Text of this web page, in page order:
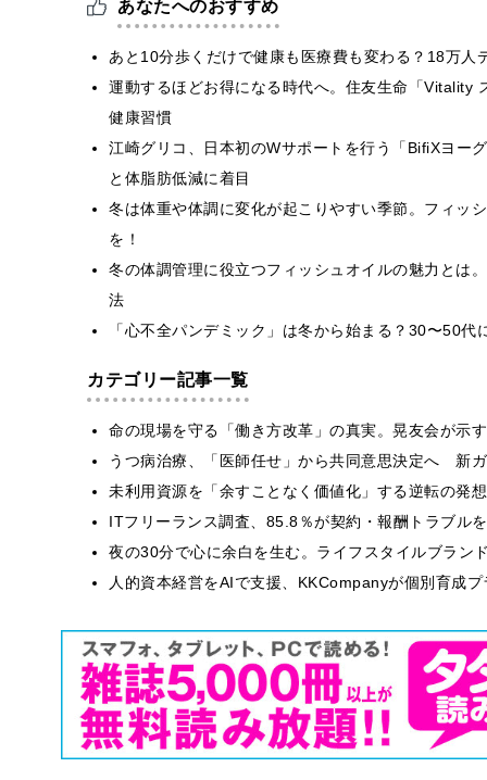
あなたへのおすすめ
あと10分歩くだけで健康も医療費も変わる？18万
運動するほどお得になる時代へ。住友生命「Vitality
健康習慣
江崎グリコ、日本初のWサポートを行う「BifiXヨー
と体脂肪低減に着目
冬は体重や体調に変化が起こりやすい季節。フィッ
を！
冬の体調管理に役立つフィッシュオイルの魅力とは
法
「心不全パンデミック」は冬から始まる？30〜50代
カテゴリー記事一覧
命の現場を守る「働き方改革」の真実。晃友会が示
うつ病治療、「医師任せ」から共同意思決定へ 新
未利用資源を「余すことなく価値化」する逆転の発
ITフリーランス調査、85.8％が契約・報酬トラブ
夜の30分で心に余白を生む。ライフスタイルブラン
人的資本経営をAIで支援、KKCompanyが個別育成